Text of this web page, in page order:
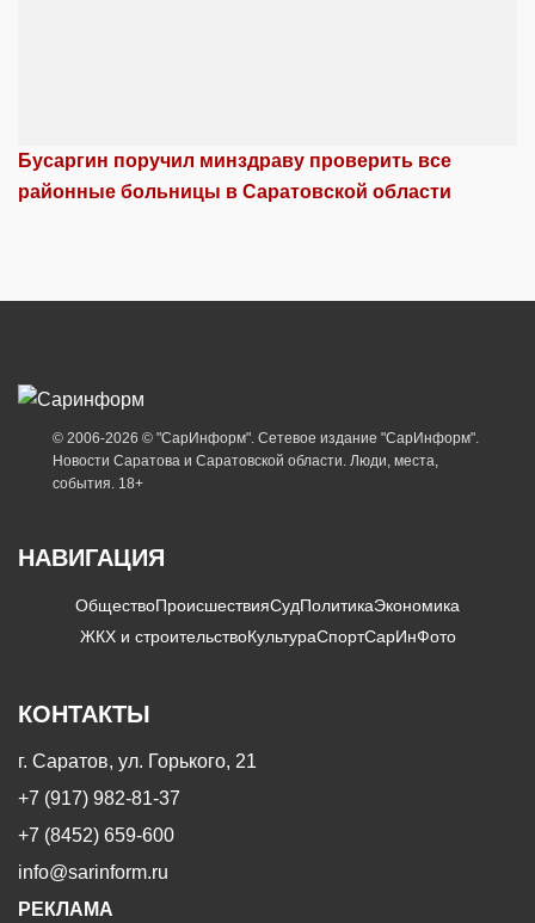
Бусаргин поручил минздраву проверить все
районные больницы в Саратовской области
© 2006-2026 © "СарИнформ". Сетевое издание "СарИнформ".
Новости Саратова и Саратовской области. Люди, места,
события. 18+
НАВИГАЦИЯ
ОбществоПроисшествияСудПолитикаЭкономика
ЖКХ и строительствоКультураСпортСарИнФото
КОНТАКТЫ
г. Саратов, ул. Горького, 21
+7 (917) 982-81-37
+7 (8452) 659-600
info@sarinform.ru
РЕКЛАМА